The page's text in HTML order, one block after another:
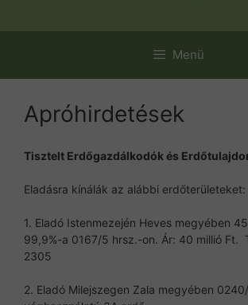
Menü
Apróhirdetések
Tisztelt Erdőgazdálkodók és
Eladásra kínálák az alábbi erdőterületeket:
1. Eladó Istenmezején Heves megyében
99,9%-a 0167/5 hrsz.-on. Ár: 40 millió Ft.
2305
2. Eladó Milejszegen Zala megyében